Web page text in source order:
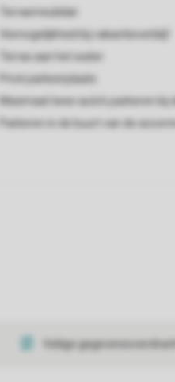
Terrasmeubilair
Vismogelijkheid bij vakantieverblijf
Terras aan het water
Privé parkeerplaats
Maximaal twee auto's parkeren bij
Parkeren in de buurt van de
Veilige gegevensoverdracht